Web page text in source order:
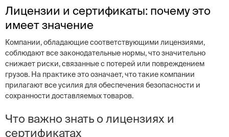
Лицензии и сертификаты: почему это
имеет значение
Компании, обладающие соответствующими лицензиями,
соблюдают все законодательные нормы, что значительно
снижает риски, связанные с потерей или повреждением
грузов. На практике это означает, что такие компании
прилагают все усилия для обеспечения безопасности и
сохранности доставляемых товаров.
Что важно знать о лицензиях и
сертификатах